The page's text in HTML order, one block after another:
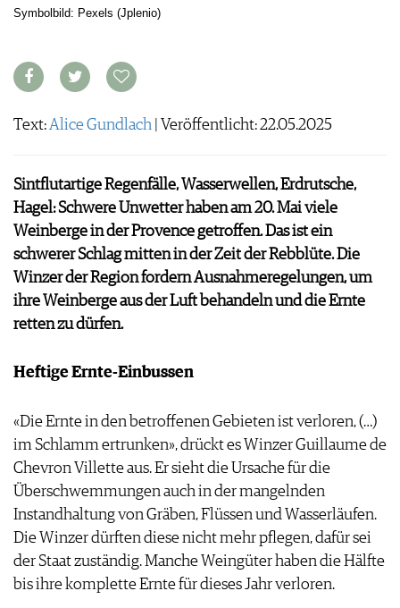
VORTEILSWELT
ARCHIV
ANMELDEN
AWARDS
TRINKREIFETABELLE
ABO
WEINSUCHE
NEWSLETTER
WINE TRADE CLUB
REDAKTION
JOBS
PRESSE
AGB & DATENSCHUTZ
FAQ
Symbolbild: Pexels (Jplenio)
Text:Alice Gundlach | Veröffentlicht: 22.05.2025
Sintflutartige Regenfälle, Wasserwellen, Erdrutsche,
Hagel: Schwere Unwetter haben am 20. Mai viele
Weinberge in der Provence getroffen. Das ist ein
schwerer Schlag mitten in der Zeit der Rebblüte. Die
Winzer der Region fordern Ausnahmeregelungen, um
ihre Weinberge aus der Luft behandeln und die Ernte
retten zu dürfen.
Heftige Ernte-Einbussen
«Die Ernte in den betroffenen Gebieten ist verloren, (…)
im Schlamm ertrunken», drückt es Winzer Guillaume de
Chevron Villette aus. Er sieht die Ursache für die
Überschwemmungen auch in der mangelnden
Instandhaltung von Gräben, Flüssen und Wasserläufen.
Die Winzer dürften diese nicht mehr pflegen, dafür sei
der Staat zuständig. Manche Weingüter haben die Hälfte
bis ihre komplette Ernte für dieses Jahr verloren.